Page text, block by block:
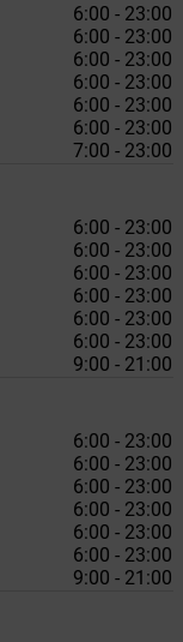
6:00 - 23:00
6:00 - 23:00
6:00 - 23:00
6:00 - 23:00
6:00 - 23:00
6:00 - 23:00
7:00 - 23:00
6:00 - 23:00
6:00 - 23:00
6:00 - 23:00
6:00 - 23:00
6:00 - 23:00
6:00 - 23:00
9:00 - 21:00
6:00 - 23:00
6:00 - 23:00
6:00 - 23:00
6:00 - 23:00
6:00 - 23:00
6:00 - 23:00
9:00 - 21:00